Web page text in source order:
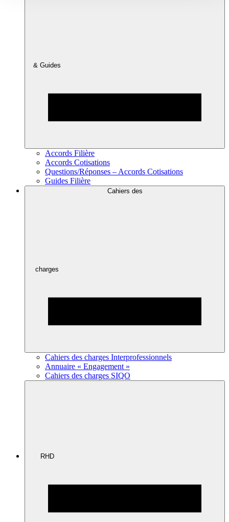
& Guides
Accords Filière
Accords Cotisations
Questions/Réponses – Accords Cotisations
Guides Filière
Cahiers des
charges
Cahiers des charges Interprofessionnels
Annuaire « Engagement »
Cahiers des charges SIQO
RHD